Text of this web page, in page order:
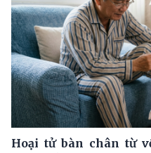
Hoại tử bàn chân từ